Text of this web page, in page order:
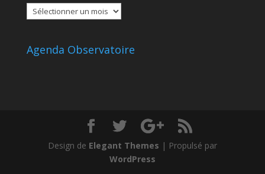
Archives
Agenda Observatoire
Design de Elegant Themes | Propulsé par
WordPress